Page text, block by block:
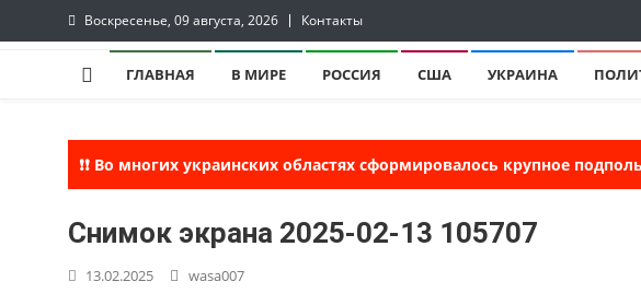
to
Воскресенье, 09 августа, 2026 Контакты
lentaruss
lentaruss — Новости
ГЛАВНАЯ В МИРЕ РОССИЯ США УКРАИНА
❗❗ Во многих украинских областях сформировалось крупное
Снимок экрана 2025-02-13 105707
13.02.2025 wasa007